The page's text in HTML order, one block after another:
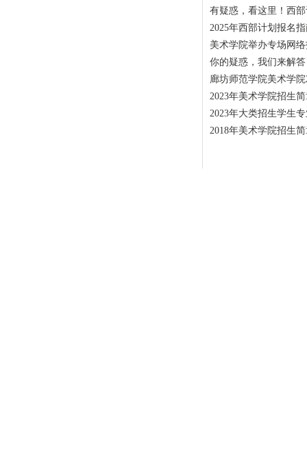
有疑惑，看这里！西
2025年西部计划报名
美术学院举办专场网
你的疑惑，我们来解
廊坊师范学院美术学
2023年美术学院招生
2023年大类招生学生
2018年美术学院招生